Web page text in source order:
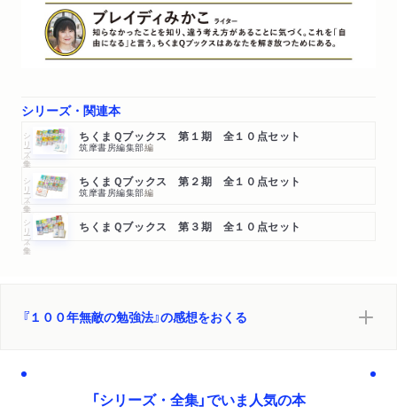
シリーズ・関連本
シリーズ・全集 ちくまＱブックス 第１期 全１０点セット
筑摩書房編集部編
シリーズ・全集 ちくまＱブックス 第２期 全１０点セット
筑摩書房編集部編
シリーズ・全集 ちくまＱブックス 第３期 全１０点セット
『１００年無敵の勉強法』の感想をおくる
「シリーズ・全集」でいま人気の本